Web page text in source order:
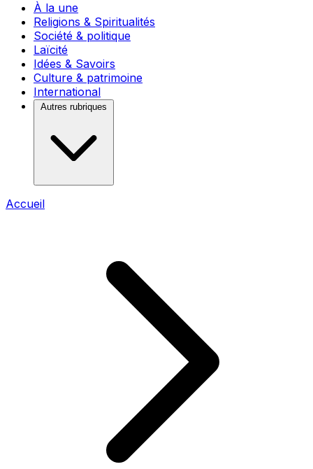
À la une
Religions & Spiritualités
Société & politique
Laïcité
Idées & Savoirs
Culture & patrimoine
International
Autres rubriques
Accueil